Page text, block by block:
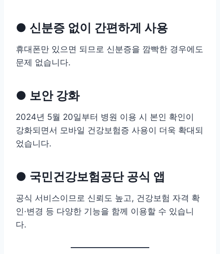
● 신분증 없이 간편하게 사용
휴대폰만 있으면 되므로 신분증을 깜빡한 경우에도
문제 없습니다.
● 보안 강화
2024년 5월 20일부터 병원 이용 시 본인 확인이
강화되면서 모바일 건강보험증 사용이 더욱 확대되
었습니다.
● 국민건강보험공단 공식 앱
공식 서비스이므로 신뢰도 높고, 건강보험 자격 확
인·변경 등 다양한 기능을 함께 이용할 수 있습니
다.